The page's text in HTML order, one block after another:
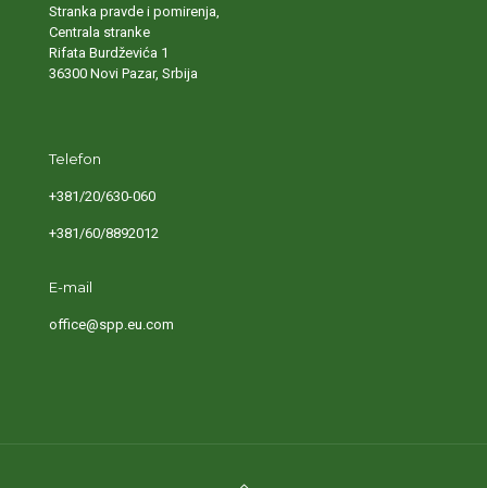
Stranka pravde i pomirenja,
Centrala stranke
Rifata Burdževića 1
36300 Novi Pazar, Srbija
Telefon
+381/20/630-060
+381/60/8892012
E-mail
office@spp.eu.com